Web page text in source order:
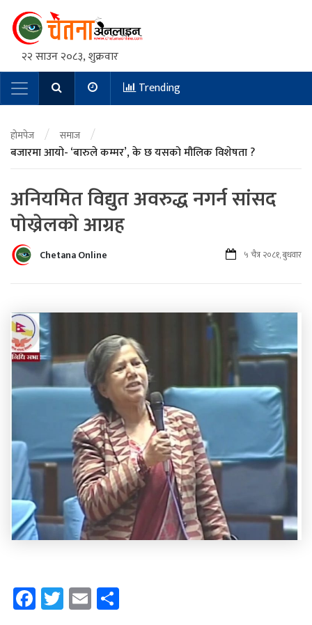
२२ साउन २०८३, शुक्रवार
Main NavigationTrending
होमपेज / समाज /
बजारमा आयो- ‘बारुले कम्मर’, के छ यसको मौलिक विशेषता ?
अनियमित विद्युत अवरुद्ध नगर्न सांसद
पाेख्रेलकाे आग्रह
Chetana Online ५ चैत्र २०८१, बुधवार
Facebook
Twitter
Email